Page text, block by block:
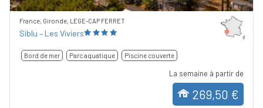
France, Gironde, LEGE-CAP FERRET
Siblu – Les Viviers
Bord de mer Parc aquatique Piscine couverte
La semaine à partir de
269,50 €